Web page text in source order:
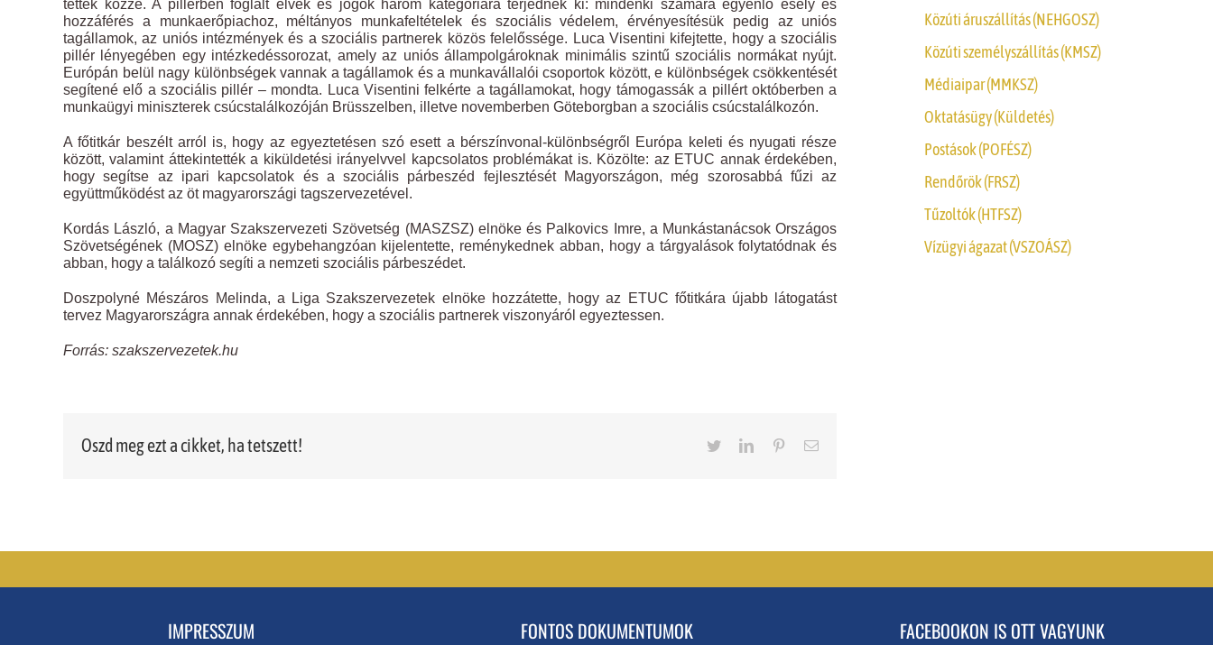
tették közzé. A pillérben foglalt elvek és jogok három kategóriára terjednek ki: mindenki számára egyenlő esély és
hozzáférés a munkaerőpiachoz, méltányos munkafeltételek és szociális védelem, érvényesítésük pedig az uniós
tagállamok, az uniós intézmények és a szociális partnerek közös felelőssége. Luca Visentini kifejtette, hogy a szociális
pillér lényegében egy intézkedéssorozat, amely az uniós állampolgároknak minimális szintű szociális normákat nyújt.
Európán belül nagy különbségek vannak a tagállamok és a munkavállalói csoportok között, e különbségek csökkentését
segítené elő a szociális pillér – mondta. Luca Visentini felkérte a tagállamokat, hogy támogassák a pillért októberben a
munkaügyi miniszterek csúcstalálkozóján Brüsszelben, illetve novemberben Göteborgban a szociális csúcstalálkozón.
A főtitkár beszélt arról is, hogy az egyeztetésen szó esett a bérszínvonal-különbségről Európa keleti és nyugati része
között, valamint áttekintették a kiküldetési irányelvvel kapcsolatos problémákat is. Közölte: az ETUC annak érdekében,
hogy segítse az ipari kapcsolatok és a szociális párbeszéd fejlesztését Magyországon, még szorosabbá fűzi az
együttműködést az öt magyarországi tagszervezetével.
Kordás László, a Magyar Szakszervezeti Szövetség (MASZSZ) elnöke és Palkovics Imre, a Munkástanácsok Országos
Szövetségének (MOSZ) elnöke egybehangzóan kijelentette, reménykednek abban, hogy a tárgyalások folytatódnak és
abban, hogy a találkozó segíti a nemzeti szociális párbeszédet.
Doszpolyné Mészáros Melinda, a Liga Szakszervezetek elnöke hozzátette, hogy az ETUC főtitkára újabb látogatást
tervez Magyarországra annak érdekében, hogy a szociális partnerek viszonyáról egyeztessen.
Forrás: szakszervezetek.hu
Oszd meg ezt a cikket, ha tetszett! TwitterLinkedInPinterestEmail
Közúti áruszállítás (NEHGOSZ)
Közúti személyszállítás (KMSZ)
Médiaipar (MMKSZ)
Oktatásügy (Küldetés)
Postások (POFÉSZ)
Rendőrök (FRSZ)
Tűzoltók (HTFSZ)
Vízügyi ágazat (VSZOÁSZ)
IMPRESSZUM FONTOS DOKUMENTUMOK FACEBOOKON IS OTT VAGYUNK